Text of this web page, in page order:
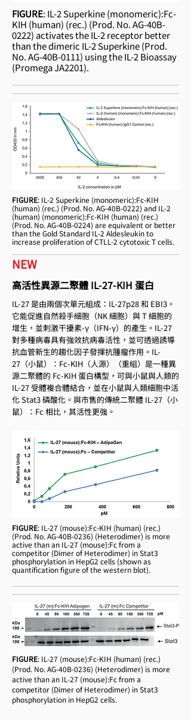
FIGURE: IL-2 Superkine (monomeric):Fc-
KIH (human) (rec.) (Prod. No. AG-40B-
0222) activates the IL-2 receptor better
than the dimeric IL-2 Superkine (Prod.
No. AG-40B-0111) using the IL-2 Bioassay
(Promega JA2201).
FIGURE: IL-2 Superkine (monomeric):Fc-KIH
(human) (rec.) (Prod. No. AG-40B-0222) and IL-2
(human) (monomeric):Fc-KIH (human) (rec.)
(Prod. No. AG-40B-0224) are equivalent or better
than the Gold Standard IL-2 Aldesleukin to
increase proliferation of CTLL-2 cytotoxic T cells.
NEW
高活性異源二聚體 IL-27-KIH 蛋白
IL-27 是由兩個次單元組成：IL-27p28 和 EBI3。
它能促進自然殺手細胞（NK 細胞）與 T 細胞的
增生，並刺激干擾素-γ（IFN-γ）的產生。IL-27
對多種病毒具有強效抗病毒活性，並可透過誘導
抗血管新生的趨化因子發揮抗腫瘤作用。IL-
27（小鼠）：Fc-KIH（人源）（重組）是一種異
源二聚體的 Fc-KIH 蛋白構型，可與小鼠與人類的
IL-27 受體複合體結合，並在小鼠與人類細胞中活
化 Stat3 磷酸化。與市售的傳統二聚體 IL-27（小
鼠）：Fc 相比，其活性更強。
FIGURE: IL-27 (mouse):Fc-KIH (human) (rec.)
(Prod. No. AG-40B-0236) (Heterodimer) is more
active than an IL-27 (mouse):Fc from a
competitor (Dimer of Heterodimer) in Stat3
phosphorylation in HepG2 cells (shown as
quantification figure of the western blot).
FIGURE: IL-27 (mouse):Fc-KIH (human) (rec.)
(Prod. No. AG-40B-0236) (Heterodimer) is more
active than an IL-27 (mouse):Fc from a
competitor (Dimer of Heterodimer) in Stat3
phosphorylation in HepG2 cells.